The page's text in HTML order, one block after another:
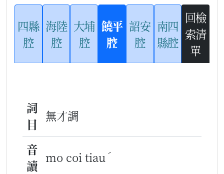
四縣
腔
海陸
腔
大埔
腔
饒平
腔
詔安
腔
南四
縣腔
回檢
索清
單
詞
目
無才調
音
讀
mo coi tiau ˊ